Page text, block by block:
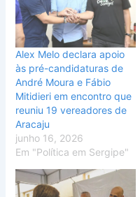
Alex Melo declara apoio
às pré-candidaturas de
André Moura e Fábio
Mitidieri em encontro que
reuniu 19 vereadores de
Aracaju
junho 16, 2026
Em "Política em Sergipe"